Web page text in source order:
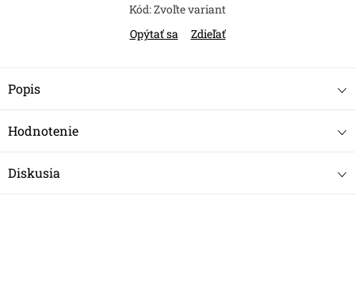
Kód:Zvoľte variant
Opýtať sa
Zdieľať
Popis
Hodnotenie
Diskusia